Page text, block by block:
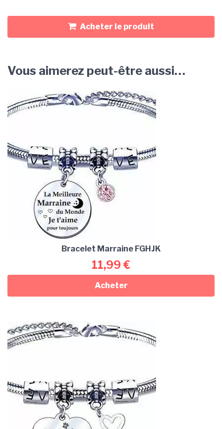
Acheter le produit
Vous aimerez peut-être aussi…
Bracelet Marraine FGHJK
11,99 €
Acheter